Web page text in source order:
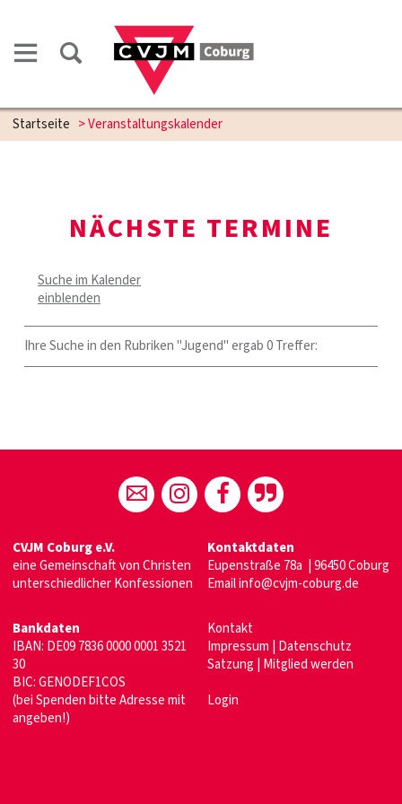
Startseite > Veranstaltungskalender
NÄCHSTE TERMINE
Suche im Kalender
einblenden
Ihre Suche in den Rubriken "Jugend" ergab 0 Treffer:
CVJM Coburg e.V.
eine Gemeinschaft von Christen
unterschiedlicher Konfessionen
Kontaktdaten
Eupenstraße 78a | 96450 Coburg
Emailinfo@cvjm-coburg.de
Bankdaten
IBAN: DE09 7836 0000 0001 3521
30
BIC: GENODEF1COS
(bei Spenden bitte Adresse mit
angeben!)
Kontakt
Impressum Datenschutz
Satzung Mitglied werden
Login